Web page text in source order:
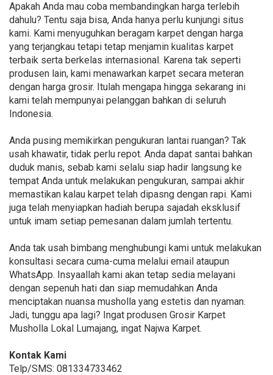
Apakah Anda mau coba membandingkan harga terlebih
dahulu? Tentu saja bisa, Anda hanya perlu kunjungi situs
kami. Kami menyuguhkan beragam karpet dengan harga
yang terjangkau tetapi tetap menjamin kualitas karpet
terbaik serta berkelas internasional. Karena tak seperti
produsen lain, kami menawarkan karpet secara meteran
dengan harga grosir. Itulah mengapa hingga sekarang ini
kami telah mempunyai pelanggan bahkan di seluruh
Indonesia.
Anda pusing memikirkan pengukuran lantai ruangan? Tak
usah khawatir, tidak perlu repot. Anda dapat santai bahkan
duduk manis, sebab kami selalu siap hadir langsung ke
tempat Anda untuk melakukan pengukuran, sampai akhir
memastikan kalau karpet telah dipasng dengan rapi. Kami
juga telah menyiapkan hadiah berupa sajadah eksklusif
untuk imam setiap pemesanan dalam jumlah tertentu.
Anda tak usah bimbang menghubungi kami untuk melakukan
konsultasi secara cuma-cuma melalui email ataupun
WhatsApp. Insyaallah kami akan tetap sedia melayani
dengan sepenuh hati dan siap memudahkan Anda
menciptakan nuansa musholla yang estetis dan nyaman.
Jadi, tunggu apa lagi? Ingat produsen Grosir Karpet
Musholla Lokal Lumajang, ingat Najwa Karpet.
Kontak Kami
Telp/SMS: 081334733462